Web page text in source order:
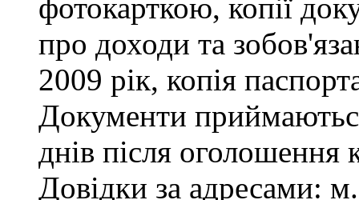
фотокарткою, копії
про доходи та
2009 рік, копія
Документи
днів після оголошення
Довідки за адресами: